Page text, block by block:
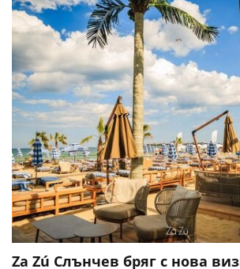
Za Zú Слънчев бряг с нова